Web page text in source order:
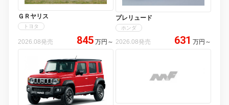
ＧＲヤリス
トヨタ
2026.08発売 845 万円 ～
プレリュード
ホンダ
2026.08発売 631 万円 ～